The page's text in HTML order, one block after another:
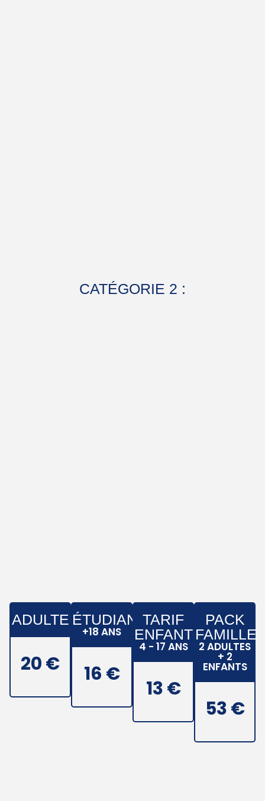
CATÉGORIE 2 :
ADULTE
20 €
ÉTUDIANT
+18 ANS
16 €
TARIF
ENFANT
4 - 17 ANS
13 €
PACK
FAMILLE
2 ADULTES
+ 2
ENFANTS
53 €